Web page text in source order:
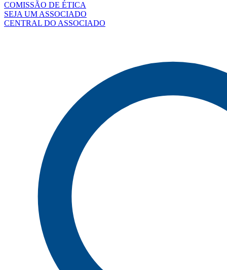
COMISSÃO DE ÉTICA
SEJA UM ASSOCIADO
CENTRAL DO ASSOCIADO